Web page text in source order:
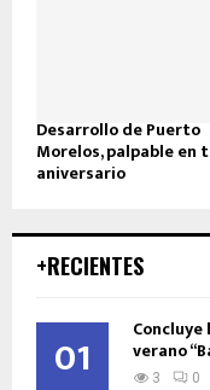
Desarrollo de Puerto
Morelos, palpable en
aniversario
+RECIENTES
01 verano
3 0